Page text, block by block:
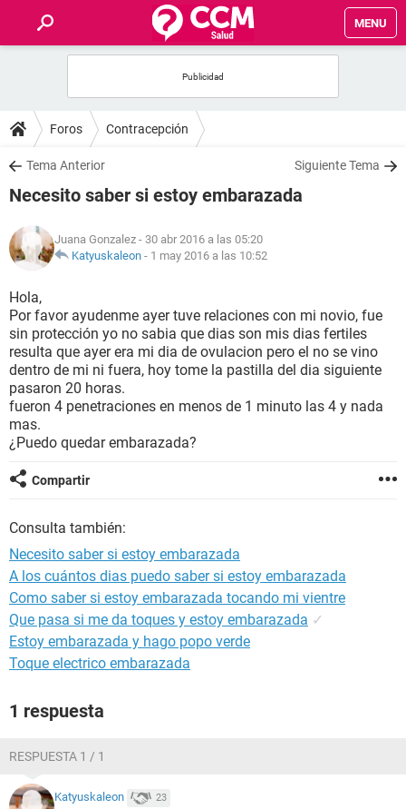
MENU
FOROS
SALUD
NUTRICIÓN
BIENESTAR
SEXUALIDAD
GLOSARIO
Foros Contracepción
Tema Anterior Siguiente Tema
Necesito saber si estoy embarazada
Juana Gonzalez - 30 abr 2016 a las 05:20
Katyuskaleon - 1 may 2016 a las 10:52
Hola,
Por favor ayudenme ayer tuve relaciones con mi novio, fue
sin protección yo no sabia que dias son mis dias fertiles
resulta que ayer era mi dia de ovulacion pero el no se vino
dentro de mi ni fuera, hoy tome la pastilla del dia siguiente
pasaron 20 horas.
fueron 4 penetraciones en menos de 1 minuto las 4 y nada
mas.
¿Puedo quedar embarazada?
Compartir
Consulta también:
Necesito saber si estoy embarazada
A los cuántos dias puedo saber si estoy embarazada
Como saber si estoy embarazada tocando mi vientre
Que pasa si me da toques y estoy embarazada ✓
Estoy embarazada y hago popo verde
Toque electrico embarazada
1 respuesta
RESPUESTA 1 / 1
Katyuskaleon 23